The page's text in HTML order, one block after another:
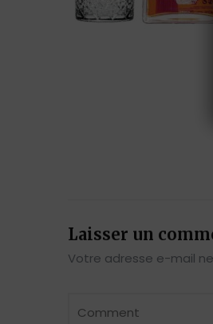
Laisser un
Votre adresse e-mail